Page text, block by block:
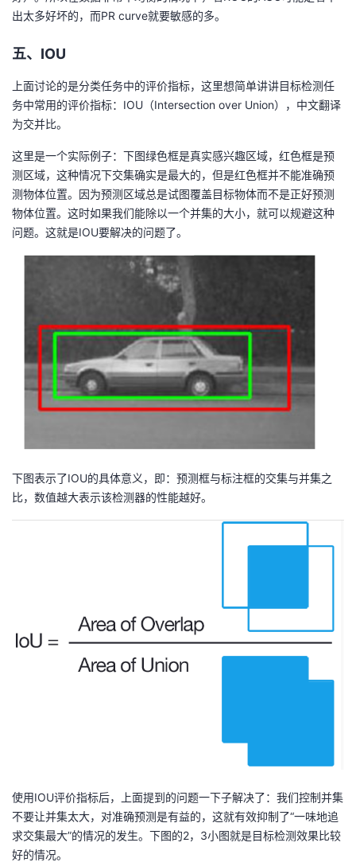
出太多好坏的，而PR curve就要敏感的多。
五、IOU
上面讨论的是分类任务中的评价指标，这里想简单讲讲目标检测任
务中常用的评价指标：IOU（Intersection over Union），中文翻译
为交并比。
这里是一个实际例子：下图绿色框是真实感兴趣区域，红色框是预
测区域，这种情况下交集确实是最大的，但是红色框并不能准确预
测物体位置。因为预测区域总是试图覆盖目标物体而不是正好预测
物体位置。这时如果我们能除以一个并集的大小，就可以规避这种
问题。这就是IOU要解决的问题了。
下图表示了IOU的具体意义，即：预测框与标注框的交集与并集之
比，数值越大表示该检测器的性能越好。
使用IOU评价指标后，上面提到的问题一下子解决了：我们控制并集
不要让并集太大，对准确预测是有益的，这就有效抑制了“一味地追
求交集最大”的情况的发生。下图的2，3小图就是目标检测效果比较
好的情况。